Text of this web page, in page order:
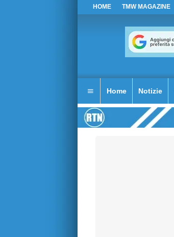
HOME TMW MAGAZINE
Home Notizie